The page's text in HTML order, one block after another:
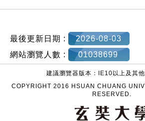
最後更新日期 :
2026-08-03
網站瀏覽人數 :
01038699
建議瀏覽器版本：IE10以上及其
COPYRIGHT 2016 HSUAN CHUANG
RESERVED.